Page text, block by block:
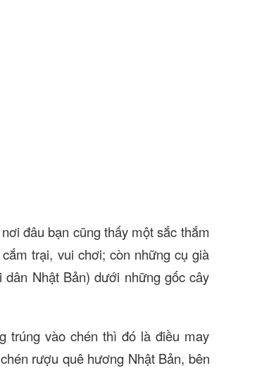
đâu bạn cũng thấy một sắc thắm
trại, vui chơi; còn những cụ già
Nhật Bản) dưới những gốc cây
trúng vào chén thì đó là điều may
rượu quê hương Nhật Bản, bên